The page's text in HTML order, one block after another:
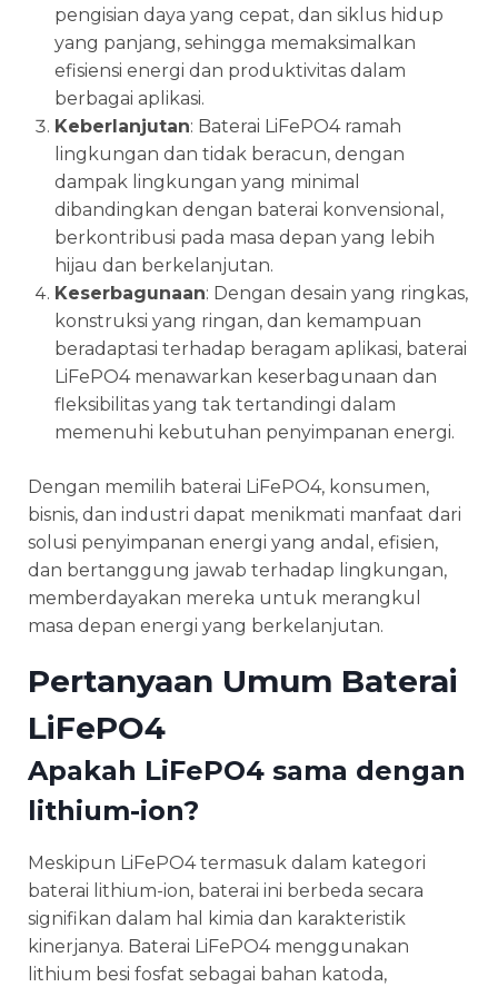
pengisian daya yang cepat, dan siklus hidup
yang panjang, sehingga memaksimalkan
efisiensi energi dan produktivitas dalam
berbagai aplikasi.
Keberlanjutan: Baterai LiFePO4 ramah
lingkungan dan tidak beracun, dengan
dampak lingkungan yang minimal
dibandingkan dengan baterai konvensional,
berkontribusi pada masa depan yang lebih
hijau dan berkelanjutan.
Keserbagunaan: Dengan desain yang ringkas,
konstruksi yang ringan, dan kemampuan
beradaptasi terhadap beragam aplikasi, baterai
LiFePO4 menawarkan keserbagunaan dan
fleksibilitas yang tak tertandingi dalam
memenuhi kebutuhan penyimpanan energi.
Dengan memilih baterai LiFePO4, konsumen,
bisnis, dan industri dapat menikmati manfaat dari
solusi penyimpanan energi yang andal, efisien,
dan bertanggung jawab terhadap lingkungan,
memberdayakan mereka untuk merangkul
masa depan energi yang berkelanjutan.
Pertanyaan Umum Baterai
LiFePO4
Apakah LiFePO4 sama dengan
lithium-ion?
Meskipun LiFePO4 termasuk dalam kategori
baterai lithium-ion, baterai ini berbeda secara
signifikan dalam hal kimia dan karakteristik
kinerjanya. Baterai LiFePO4 menggunakan
lithium besi fosfat sebagai bahan katoda,